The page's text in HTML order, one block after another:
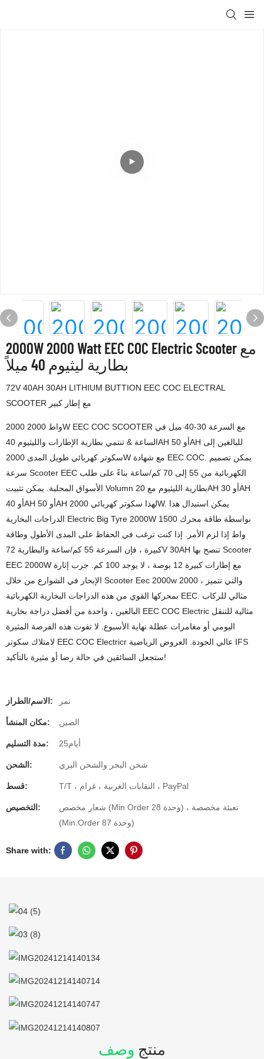
2000W 2000 Watt EEC COC Electric Scooter مع
بطارية ليثيوم 40 ميلاً
72V 40AH 30AH LITHIUM BUTTION EEC COC ELECTRAL
SCOOTER مع إطار كبير
2000 واط 2000W EEC COC SCOOTER مع السرعة 30-40 ميل في
الساعة & تنتمي بطارية الإطارات والليثيوم 40AH أو 50AH للبالغين إلى
سكوتر كهربائي طويل المدى 2000W مع شهادة EEC COC. يمكن تصميم
سرعة Scooter EEC الكهربائية من 55 إلى 70 كم/ساعة بناءً على طلب
الأسواق المحلية. يمكن تثبيت Volumn بطارية الليثيوم مع 20AH أو 30AH
أو 40AH أو 50AH لهذا سكوتر كهربائي 2000W. يمكن استبدال هذا
الدراجات البخارية Electric Big Tyre 2000W بواسطة طاقة محرك 1500
واط إذا لزم الأمر. إذا كنت ترغب في الحفاظ على المدى الأطول وطاقة
كبيرة ، فإن السرعة 55 كم/ساعة والبطارية 72V 30AH تنصح بها Scooter
EEC 2000W مع إطارات كبيرة 12 بوصة ، لا يوجد 100 كم. جرب إثارة
الإبحار في الشوارع من خلال Scooter Eec 2000w 2000 ، والتي تتميز
بمحركها القوي من هذه الدراجات البخارية الكهربائية EEC. مثالي للركاب
البالغين ، واحدة من أفضل دراجة بخارية EEC COC Electric مثالية للتنقل
اليومي أو مغامرات عطلة نهاية الأسبوع. لا تفوت هذه الفرصة المثيرة
لامتلاك سكوتر EEC COC Electricr عالي الجودة. العروض الرياضية IFS
ستجعل السائقين في حالة رضا أو مثيرة بالتأكيد!
الاسم/الطراز: نمر
مكان المنشأ: الصين
مدة التسليم: أيام25
الشحن: شحن البحر والشحن البري
قسط: T/T ، النقابات الغربية ، غرام ، PayPal
التخصيص:
شعار مخصص (Min Order 28 وحدة) ، تعبئة مخصصة
(Min.Order 87 وحدة)
Share with:
منتج وصف